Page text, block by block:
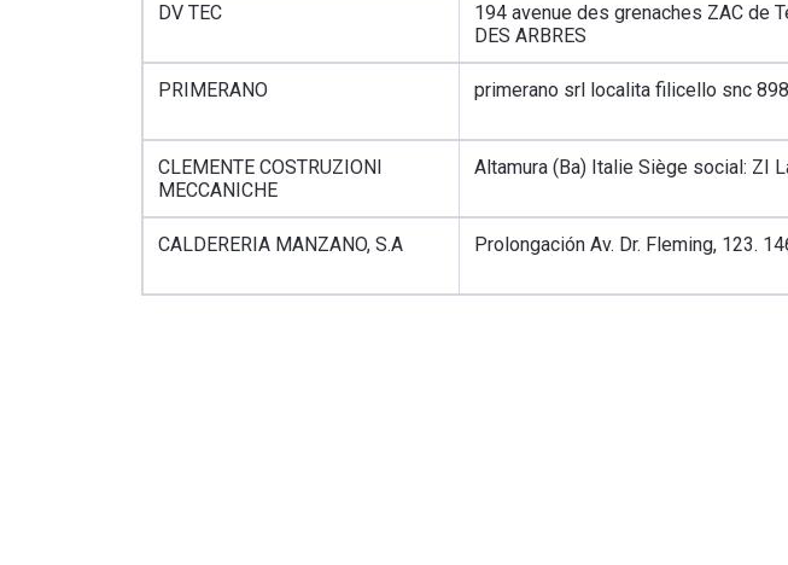
DV TEC
194 avenue des grenaches ZAC de
DES ARBRES
PRIMERANO primerano srl localita filicello snc
CLEMENTE COSTRUZIONI
MECCANICHE
Altamura (Ba) Italie Siège social: ZI
CALDERERIA MANZANO, S.A Prolongación Av. Dr. Fleming, 123.